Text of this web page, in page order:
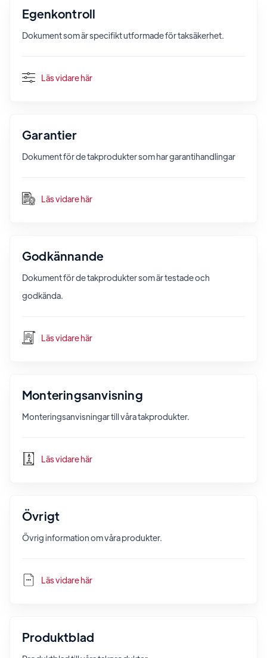
Egenkontroll
Dokument som är specifikt utformade för taksäkerhet.
Läs vidare här
Garantier
Dokument för de takprodukter som har garantihandlingar
Läs vidare här
Godkännande
Dokument för de takprodukter som är testade och
godkända.
Läs vidare här
Monteringsanvisning
Monteringsanvisningar till våra takprodukter.
Läs vidare här
Övrigt
Övrig information om våra produkter.
Läs vidare här
Produktblad